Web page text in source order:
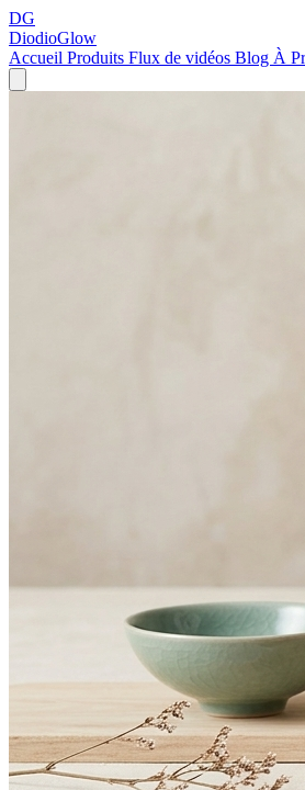
DG
DiodioGlow
Accueil Produits Flux de vidéos Blog À